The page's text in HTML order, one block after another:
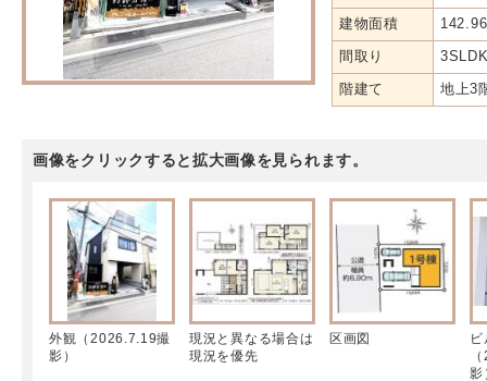
建物面積
間取り
階建て 地上3
画像をクリックすると拡大画像を見られます。
外観（2026.7.19撮
影）
現況と異なる場合は
現況を優先
区画図
影